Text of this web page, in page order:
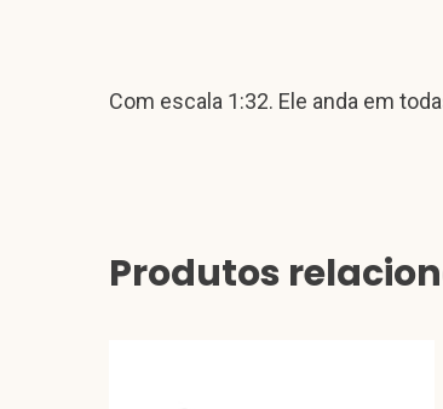
Com escala 1:32. Ele anda em
Produtos